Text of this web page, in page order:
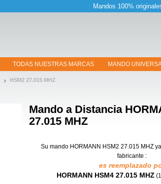
Mandos 100%
TODAS NUESTRAS MARCAS MANDO
HSM2 27.015 MHZ
Mando a Distancia
27.015 MHZ
Su mando HORMANN HSM2 27.015 MHZ
fabricante :
es reemplazado
HORMANN HSM4 27.015 MHZ